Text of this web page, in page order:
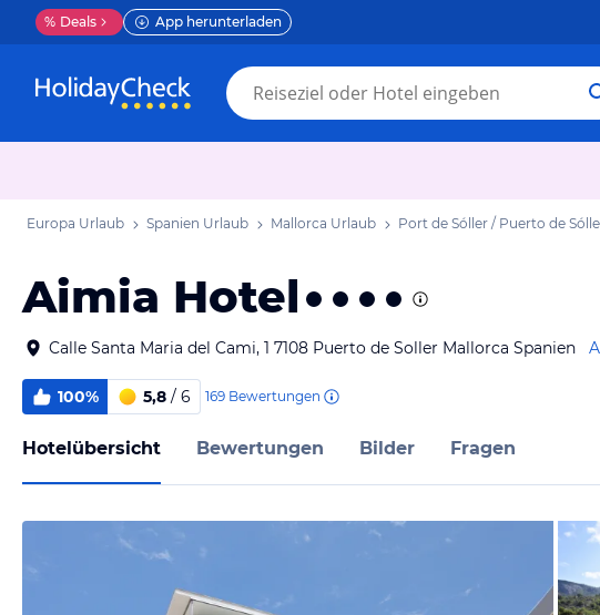
% Deals App herunterladen
Europa Urlaub Spanien Urlaub Mallorca Urlaub Port de Sóller / Puerto de
Aimia Hotel
Calle Santa Maria del Cami, 1 7108 Puerto de Soller Mallorca Spanien
100% 5,8 / 6 169 Bewertungen
Hotelübersicht Bewertungen Bilder Fragen